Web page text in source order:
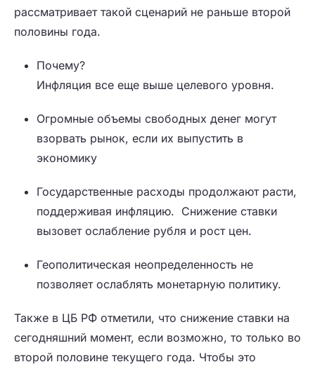
рассматривает такой сценарий не раньше второй
половины года.
Почему?
Инфляция все еще выше целевого уровня.
Огромные объемы свободных денег могут
взорвать рынок, если их выпустить в
экономику
Государственные расходы продолжают расти,
поддерживая инфляцию. Снижение ставки
вызовет ослабление рубля и рост цен.
Геополитическая неопределенность не
позволяет ослаблять монетарную политику.
Также в ЦБ РФ отметили, что снижение ставки на
сегодняшний момент, если возможно, то только во
второй половине текущего года. Чтобы это